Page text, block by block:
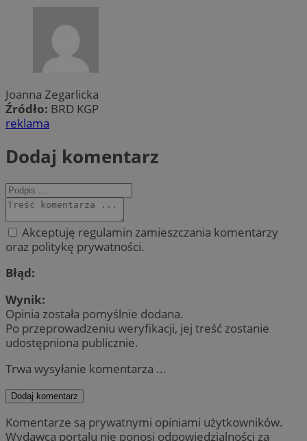
Joanna Zegarlicka
Źródło: BRD KGP
reklama
Dodaj komentarz
Akceptuję regulamin zamieszczania komentarzy
oraz politykę prywatności.
Błąd:
Wynik:
Opinia została pomyślnie dodana.
Po przeprowadzeniu weryfikacji, jej treść zostanie
udostępniona publicznie.
Trwa wysyłanie komentarza ...
Dodaj komentarz
Komentarze są prywatnymi opiniami użytkowników.
Wydawca portalu nie ponosi odpowiedzialności za